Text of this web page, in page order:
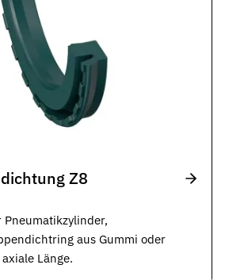
Z8
aus Gummi oder
Länge.